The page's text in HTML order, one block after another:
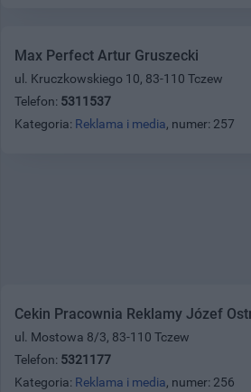
Max Perfect Artur Gruszecki
ul. Kruczkowskiego 10, 83-110 Tczew
Telefon: 5311537
Kategoria: Reklama i media, numer: 257
Cekin Pracownia Reklamy Józef
ul. Mostowa 8/3, 83-110 Tczew
Telefon: 5321177
Kategoria: Reklama i media, numer: 256